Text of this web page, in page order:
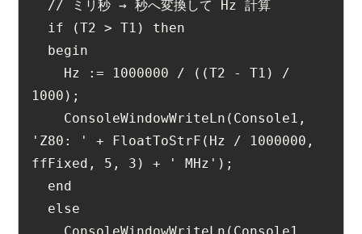
  // ミリ秒 → 秒へ変換して Hz 計算
  if (T2 > T1) then
  begin
1000);
'Z80: ' + FloatToStrF(Hz / 1000000,
ffFixed, 5, 3) + ' MHz');
  end
  else